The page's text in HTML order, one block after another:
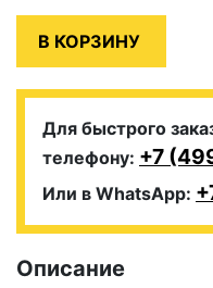
Для быстрого
телефону: +7
Или в WhatsApp:
Описание